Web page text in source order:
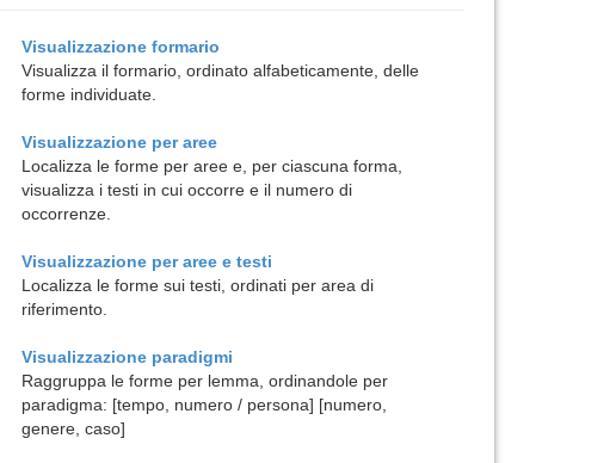
Visualizzazione formario
Visualizza il formario, ordinato alfabeticamente, delle
forme individuate.
Visualizzazione peraree
Localizza le forme per aree e, per ciascuna forma,
visualizza i testi in cui occorre e il numero di
occorrenze.
Visualizzazione peraree e testi
Localizza le forme sui testi, ordinati per area di
riferimento.
Visualizzazione paradigmi
Raggruppa le forme per lemma, ordinandole per
paradigma: [tempo, numero / persona] [numero,
genere, caso]